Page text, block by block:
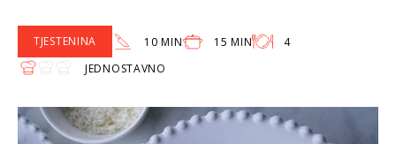
TJESTENINA 10 MIN 15 MIN
4
JEDNOSTAVNO